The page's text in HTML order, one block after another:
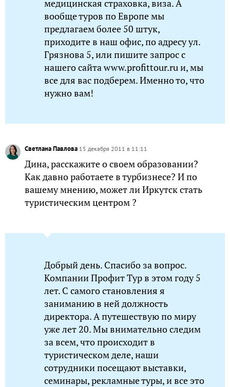
медицинская страховка, виза. А
вообще туров по Европе мы
предлагаем более 50 штук,
приходите в наш офис, по адресу ул.
Грязнова 5, или пишите запрос с
нашего сайта www.profittour.ru и, мы
все для вас подберем. Именно то, что
нужно вам!
Светлана Павлова 15 декабря 2011 в 11:11
Дина, расскажите о своем образовании?
Как давно работаете в турбизнесе? И по
вашему мнению, может ли Иркутск стать
туристическим центром ?
Добрый день. Спасибо за вопрос.
Компании Профит Тур в этом году 5
лет. С самого становления я
заниманию в ней должность
директора. А путешествую по миру
уже лет 20. Мы внимательно следим
за всем, что происходит в
туристическом деле, наши
сотрудники посещают выставки,
семинары, рекламные туры, и все это